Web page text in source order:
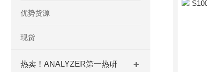
优势货源
现货
热卖！ANALYZER第一热研